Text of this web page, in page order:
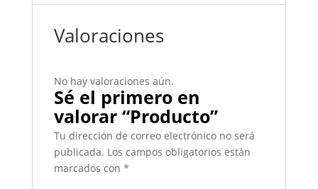
Valoraciones
No hay valoraciones aún.
Sé el primero en
valorar “Producto”
Tu dirección de correo electrónico no será
publicada. Los campos obligatorios están
marcados con *